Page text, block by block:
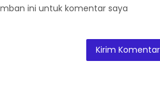
ini untuk komentar saya